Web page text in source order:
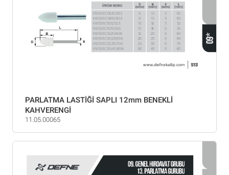
PARLATMA LASTİĞİ SAPLI 12mm BENEKLİ
KAHVERENGİ
11.05.00065